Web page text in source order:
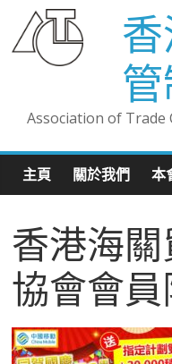
Association of Trade
主頁 關於我們 本
香港海
協會會